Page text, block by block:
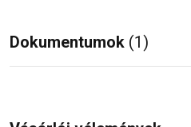
Dokumentumok (1)